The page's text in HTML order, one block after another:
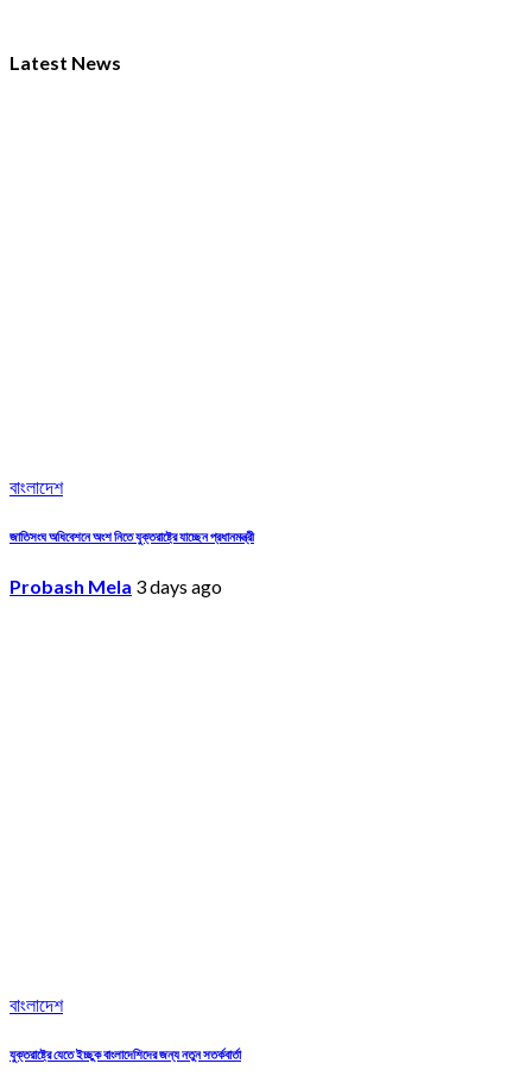
Latest News
বাংলাদেশ
জাতিসংঘ অধিবেশনে অংশ নিতে যুক্তরাষ্ট্রে যাচ্ছেন প্রধানমন্ত্রী
Probash Mela 3 days ago
বাংলাদেশ
যুক্তরাষ্ট্রে যেতে ইচ্ছুক বাংলাদেশিদের জন্য নতুন সতর্কবার্তা